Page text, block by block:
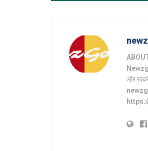
और खबरें